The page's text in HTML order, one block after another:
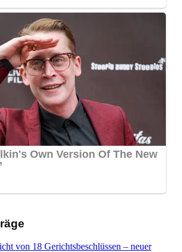
von 18 Gerichtsbeschlüssen – neuer